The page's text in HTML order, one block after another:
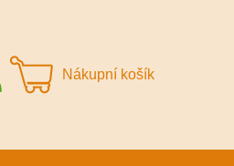
Přihlásit
se
Nákupní košík